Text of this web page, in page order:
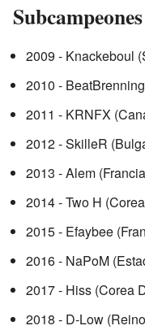
2009 - Knackeboul
2010 -
2011 - KRNFX
2012 - SkilleR
2013 - Alem
2014 - Two H
2015 - Efaybee
2016 - NaPoM
2017 - Hiss (Corea
2018 - D-Low